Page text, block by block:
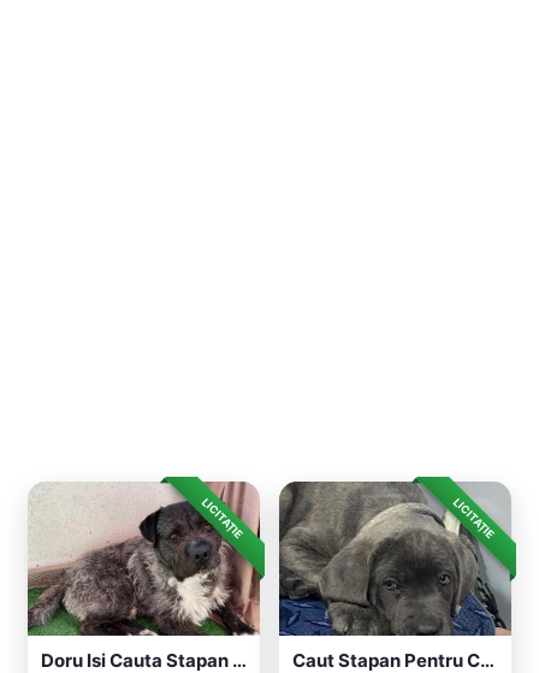
LICITAȚIE
Doru Isi Cauta Stapan URGENT
LICITAȚIE
Caut Stapan Pentru Catel Cane Corso